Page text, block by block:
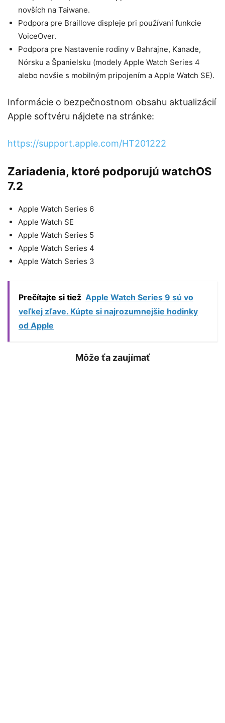
novších na Taiwane.
Podpora pre Braillove displeje pri používaní funkcie
VoiceOver.
Podpora pre Nastavenie rodiny v Bahrajne, Kanade,
Nórsku a Španielsku (modely Apple Watch Series 4
alebo novšie s mobilným pripojením a Apple Watch SE).
Informácie o bezpečnostnom obsahu aktualizácií
Apple softvéru nájdete na stránke:
https://support.apple.com/HT201222
Zariadenia, ktoré podporujú watchOS
7.2
Apple Watch Series 6
Apple Watch SE
Apple Watch Series 5
Apple Watch Series 4
Apple Watch Series 3
Prečítajte si tiež Apple Watch Series 9 sú vo
veľkej zľave. Kúpte si najrozumnejšie hodinky
od Apple
Môže ťa zaujímať